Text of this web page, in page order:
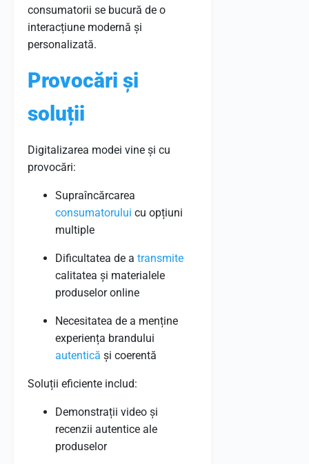
consumatorii se bucură de o
interacțiune modernă și
personalizată.
Provocări și
soluții
Digitalizarea modei vine și cu
provocări:
Supraîncărcarea
consumatorului cu opțiuni
multiple
Dificultatea de a transmite
calitatea și materialele
produselor online
Necesitatea de a menține
experiența brandului
autentică și coerentă
Soluții eficiente includ:
Demonstrații video și
recenzii autentice ale
produselor